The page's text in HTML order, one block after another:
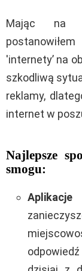
Mając na
'internety’ na
szkodliwą
reklamy,
internet w
Najlepsze
smogu:
Aplikacje